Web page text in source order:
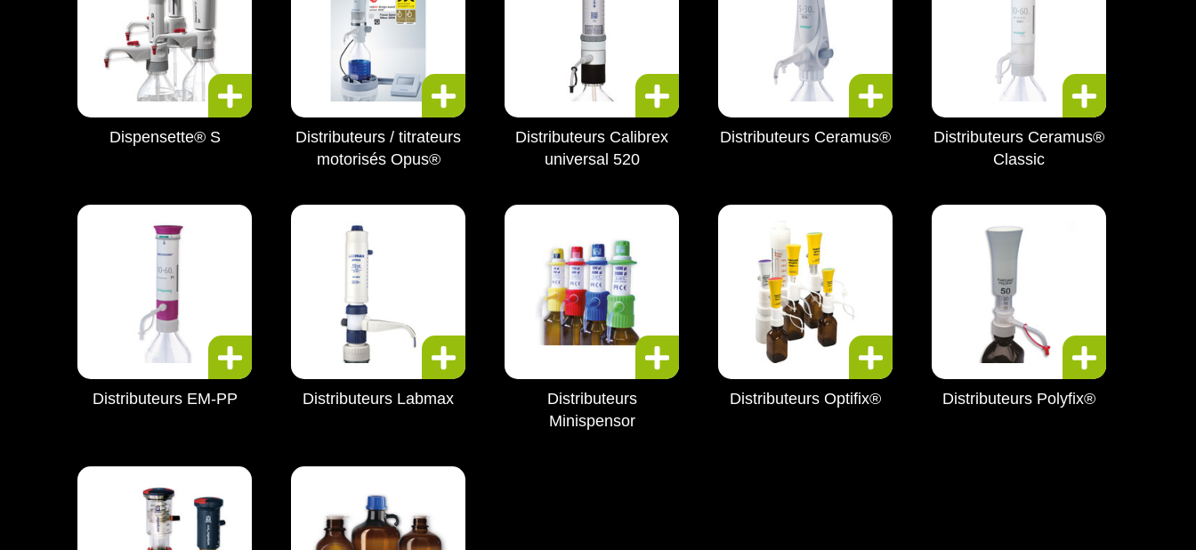
Dispensette® S
Distributeurs / titrateurs
motorisés Opus®
Distributeurs Calibrex
universal 520
Distributeurs Ceramus®
Distributeurs Ceramus®
Classic
Distributeurs EM-PP Distributeurs Labmax
Distributeurs
Minispensor
Distributeurs Optifix® Distributeurs Polyfix®